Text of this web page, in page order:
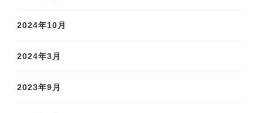
2024年10月
2024年3月
2023年9月